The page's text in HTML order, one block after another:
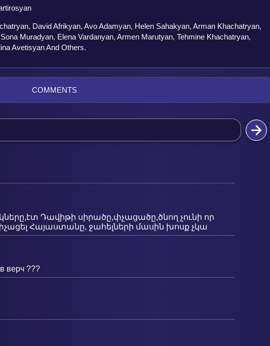
David Afrikyan, Avo Adamyan, Helen Sahakyan, Arman Khachatryan,
Muradyan, Elena Vardanyan, Armen Marutyan, Tehmine Khachatryan,
Avetisyan And Others.
COMMENTS
Դավիթի սիրածը,փչացածը,ծնող չունի որ
փչացել Հայաստանը, ջահելների մասին խոսք չկա
верч ???